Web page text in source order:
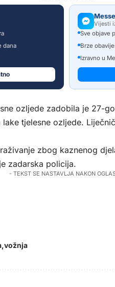
dana
Vijesti
Sve objave
Brze
Izravno u
ozljede zadobila je 27-
tjelesne ozljede.
zbog kaznenog
zadarska policija.
- TEKST SE NASTAVLJA NAKON
vožnja